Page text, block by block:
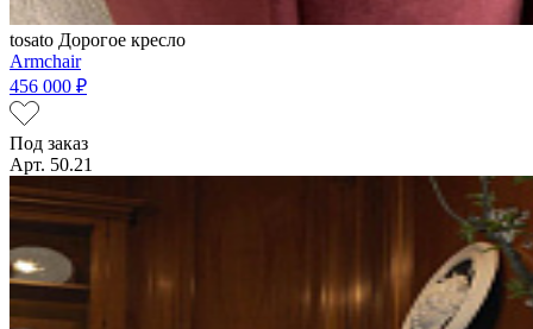
tosato Дорогое кресло
Armchair
456 000 ₽
Под заказ
Арт. 50.21